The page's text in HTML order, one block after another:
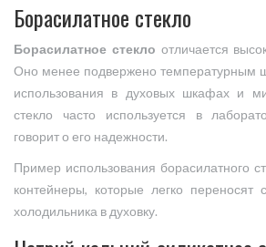
Борасилатное стекло
Борасилатное стекло отличается
Оно менее подвержено температурным
использования в духовых шкафах и
стекло часто используется в
говорит о его надежности.
Пример использования борасилатного
контейнеры, которые легко переносят
холодильника в духовку.